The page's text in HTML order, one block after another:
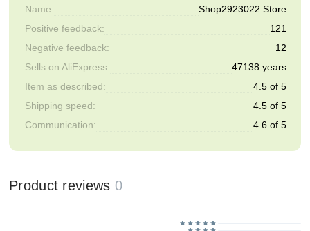
Name:
Shop2923022 Store
Positive feedback:
121
Negative feedback:
12
Sells on AliExpress:
47138 years
Item as described:
4.5 of 5
Shipping speed:
4.5 of 5
Communication:
4.6 of 5
Product reviews 0